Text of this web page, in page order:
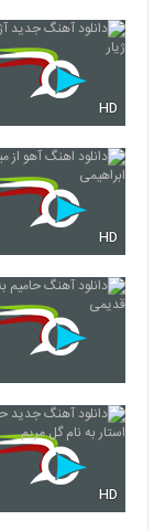
3650
3651
3653
HD
HD
HD